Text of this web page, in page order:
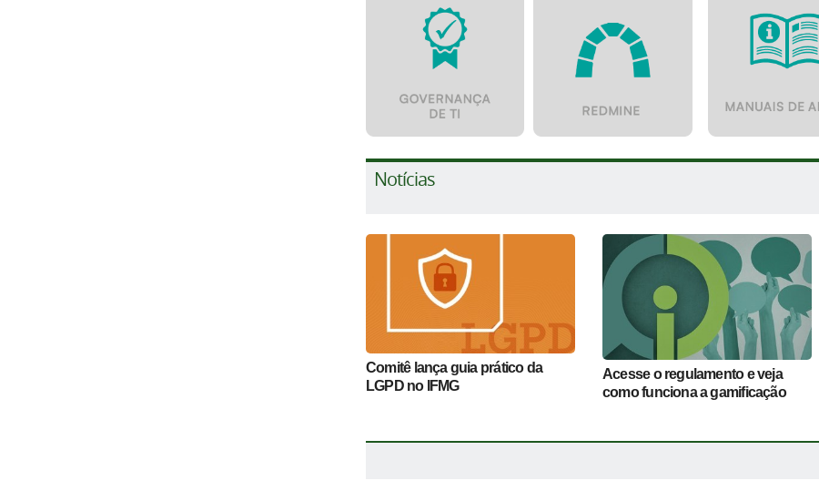
Notícias
Comitê lança guia prático da
LGPD no IFMG
Acesse o regulamento e veja
como funciona a gamificação